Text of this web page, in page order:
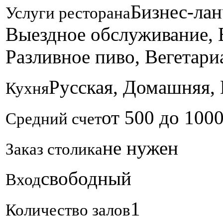
Услуги ресторанаБизнес-
Выездное
Разливное пиво,
КухняРусская, Домашняя,
Средний счетот 500 до
Заказ столикане нужен
Входсвободный
Количество залов1